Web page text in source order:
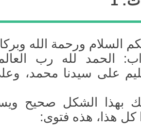
السلام ورحمة الله
الحمد لله رب
على سيدنا محمد،
بهذا الشكل صحيح
كل هذا، هذه فتوى: